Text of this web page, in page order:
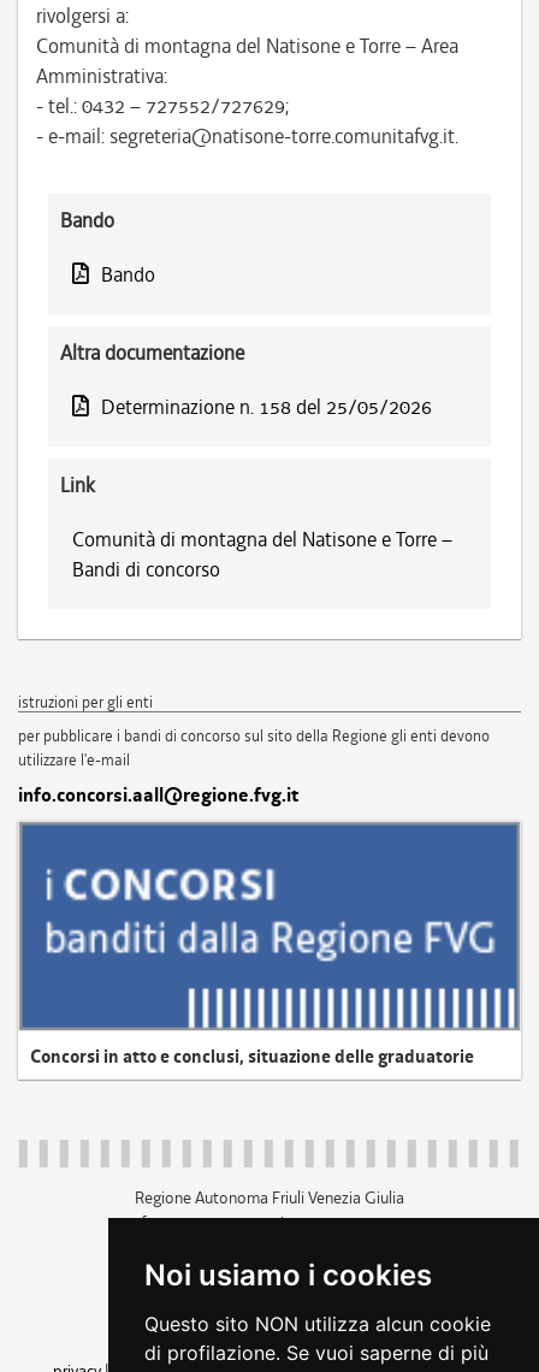
Noi usiamo i cookies
Questo sito NON utilizza alcun cookie
di profilazione. Se vuoi saperne di più
rivolgersi a:
Comunità di montagna del Natisone e Torre – Area
Amministrativa:
- tel.: 0432 – 727552/727629;
- e-mail: segreteria@natisone-torre.comunitafvg.it.
Bando
Bando
Altra documentazione
Determinazione n. 158 del 25/05/2026
Link
Comunità di montagna del Natisone e Torre –
Bandi di concorso
istruzioni per gli enti
per pubblicare i bandi di concorso sul sito della Regione gli enti devono
utilizzare l'e-mail
info.concorsi.aall@regione.fvg.it
Concorsi in atto e conclusi, situazione delle graduatorie
Regione Autonoma Friuli Venezia Giulia
c.f. 80014930327; p.iva 00526040324
+39 040 3771111
amministrazione trasparente